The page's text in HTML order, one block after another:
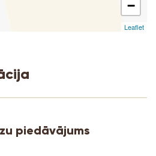
−
Leaflet
piedāvājums